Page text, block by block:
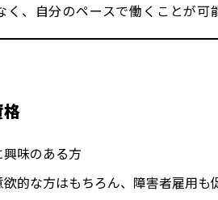
く、自分のペースで働くことが可
味のある方
的な方はもちろん、障害者雇用も